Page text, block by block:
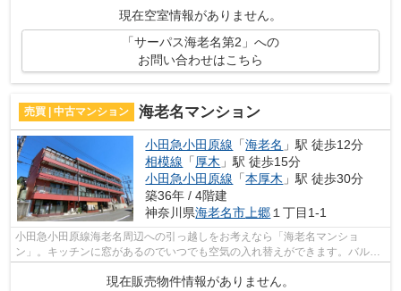
現在空室情報がありません。
「サーパス海老名第2」への
お問い合わせはこちら
売買 | 中古マンション 海老名マンション
小田急小田原線 「海老名 」駅 徒歩12分
相模線 「厚木 」駅 徒歩15分
小田急小田原線 「本厚木 」駅 徒歩30分
築36年 / 4階建
神奈川県海老名市 上郷 １丁目1-1
小田急小田原線海老名周辺への引っ越しをお考えなら「海老名マンショ
ン」。キッチンに窓があるのでいつでも空気の入れ替えができます。バルコ
現在販売物件情報がありません。